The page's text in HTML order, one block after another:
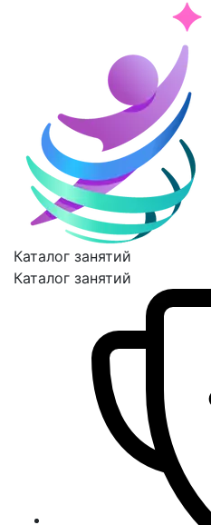
Каталог занятий
Каталог занятий